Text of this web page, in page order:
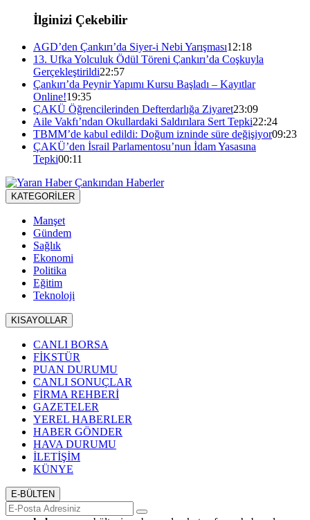
İlginizi Çekebilir
AGD’den Çankırı’da Siyer-i Nebi Yarışması12:18
13. Ufka Yolculuk Ödül Töreni Çankırı’da Coşkuyla
Gerçekleştirildi22:57
Çankırı’da Peynir Yapımı Kursu Başladı – Kayıtlar
Online!19:35
ÇAKÜ Öğrencilerinden Defterdarlığa Ziyaret23:09
Aile Vakfı’ndan Okullardaki Saldırılara Sert Tepki22:24
TBMM’de kabul edildi: Doğum izninde süre değişiyor09:23
ÇAKÜ’den İsrail Parlamentosu’nun İdam Yasasına
Tepki00:11
KATEGORİLER
Manşet
Gündem
Sağlık
Ekonomi
Politika
Eğitim
Teknoloji
KISAYOLLAR
CANLI BORSA
FİKSTÜR
PUAN DURUMU
CANLI SONUÇLAR
FİRMA REHBERİ
GAZETELER
YEREL HABERLER
HABER GÖNDER
HAVA DURUMU
İLETİŞİM
KÜNYE
E-BÜLTEN